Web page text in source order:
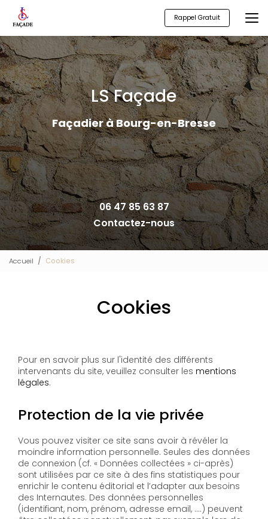
contenu
principal
Rappel Gratuit
LS Façade
Façadier à Bourg-en-Bresse
06 47 85 63 87
Contactez-nous
Accueil Cookies
Cookies
Pour en savoir plus sur l'identité des différents
intervenants du site, veuillez consulter les mentions
légales.
Protection de la vie privée
Vous pouvez visiter ce site sans avoir à révéler la
moindre information personnelle. Seules des données
de connexion (cf. « Données collectées » ci-après)
sont utilisées par ce site à des fins statistiques pour
enrichir le contenu éditorial et l’adapter aux besoins
des Internautes. Des données personnelles
(identifiant, nom, prénom, adresse email, ….) peuvent